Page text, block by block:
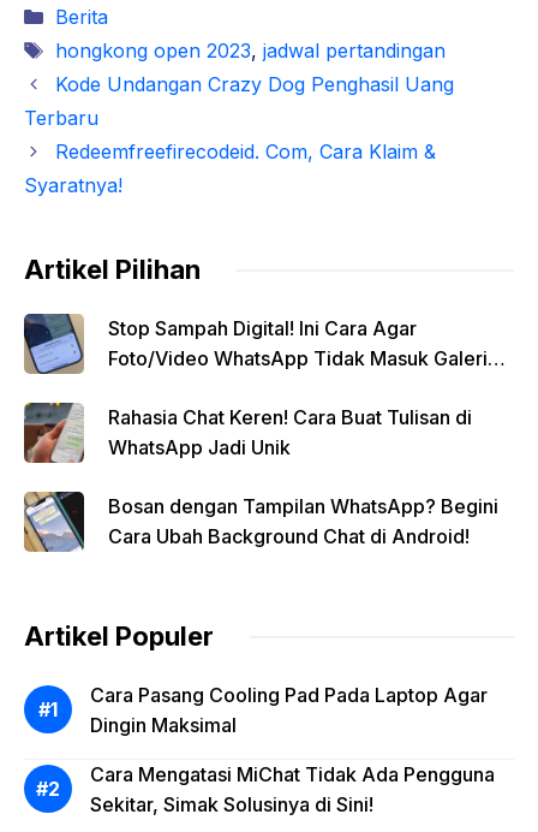
Kategori
Berita
Tag
hongkong open 2023, jadwal pertandingan
Kode Undangan Crazy Dog Penghasil Uang
Terbaru
Redeemfreefirecodeid. Com, Cara Klaim &
Syaratnya!
Artikel Pilihan
Stop Sampah Digital! Ini Cara Agar
Foto/Video WhatsApp Tidak Masuk Galeri
Rahasia Chat Keren! Cara Buat Tulisan di
WhatsApp Jadi Unik
Bosan dengan Tampilan WhatsApp? Begini
Cara Ubah Background Chat di Android!
Artikel Populer
Cara Pasang Cooling Pad Pada Laptop Agar
Dingin Maksimal
Cara Mengatasi MiChat Tidak Ada Pengguna
Sekitar, Simak Solusinya di Sini!